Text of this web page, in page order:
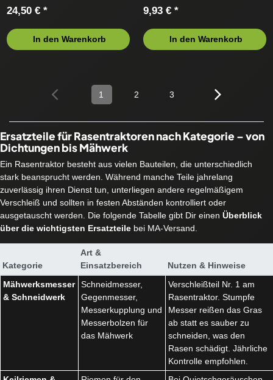
24,50 € *
In den Warenkorb
9,93 € *
In den Warenkorb
1 2 3
Ersatzteile für Rasentraktoren nach Kategorie – von
Dichtungen bis Mähwerk
Ein Rasentraktor besteht aus vielen Bauteilen, die unterschiedlich
stark beansprucht werden. Während manche Teile jahrelang
zuverlässig ihren Dienst tun, unterliegen andere regelmäßigem
Verschleiß und sollten in festen Abständen kontrolliert oder
ausgetauscht werden. Die folgende Tabelle gibt Dir einen Überblick
über die wichtigsten Ersatzteile bei MA-Versand.
Kategorie
Art &
Einsatzbereich
Nutzen & Hinweise
Mähwerksmesser
& Schneidwerk
Schneidmesser,
Gegenmesser,
Messerkupplung und
Messerbolzen für
das Mähwerk
Verschleißteil Nr. 1 am
Rasentraktor. Stumpfe
Messer reißen das Gras
ab statt es sauber zu
schneiden, was den
Rasen schädigt. Jährliche
Kontrolle empfohlen.